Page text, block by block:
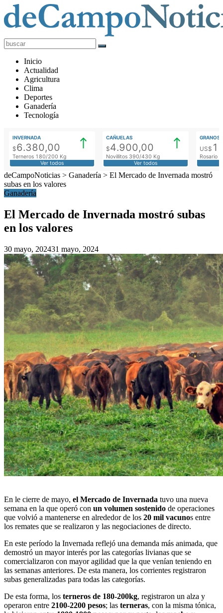
deCampoNoticias
Actualidad
Agropecuaria
Inicio
Actualidad
Agricultura
Clima
Deportes
Ganadería
Tecnología
INVERNADA
$6.380,00
Terneros 180/200 Kg
Ver todos
CAÑUELAS
$4.900,00
Novillitos 390/430 Kg
Ver todos
GRANOS
US$
Rosario
deCampoNoticias > Ganadería > El Mercado de Invernada mostró
subas en los valores
Ganadería
El Mercado de Invernada mostró subas
en los valores
30 mayo, 202431 mayo, 2024
En le cierre de mayo, el Mercado de Invernada tuvo una nueva
semana en la que operó con un volumen sostenido de operaciones
que volvió a mantenerse en alrededor de los 20 mil vacunos entre
los remates que se realizaron y las negociaciones de directo.
En este período la Invernada reflejó una demanda más animada, que
demostró un mayor interés por las categorías livianas que se
comercializaron con mayor agilidad que la que venían teniendo en
las semanas anteriores. De esta manera, los corrientes registraron
subas generalizadas para todas las categorías.
De esta forma, los terneros de 180-200kg, registraron un alza y
operaron entre 2100-2200 pesos; las terneras, con la misma tónica,